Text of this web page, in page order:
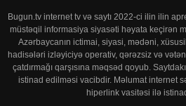
Bugun.tv internet tv və saytı 2022-ci ilin ilin
müstəqil informasiya siyasəti həyata keçirən
Azərbaycanın ictimai, siyasi, mədəni,
hadisələri izləyiciyə operativ, qərəzsiz və
çatdırmağı qarşısına məqsəd qoyub.
istinad edilməsi vacibdir. Məlumat internet
hiperlink vasitəsi ilə